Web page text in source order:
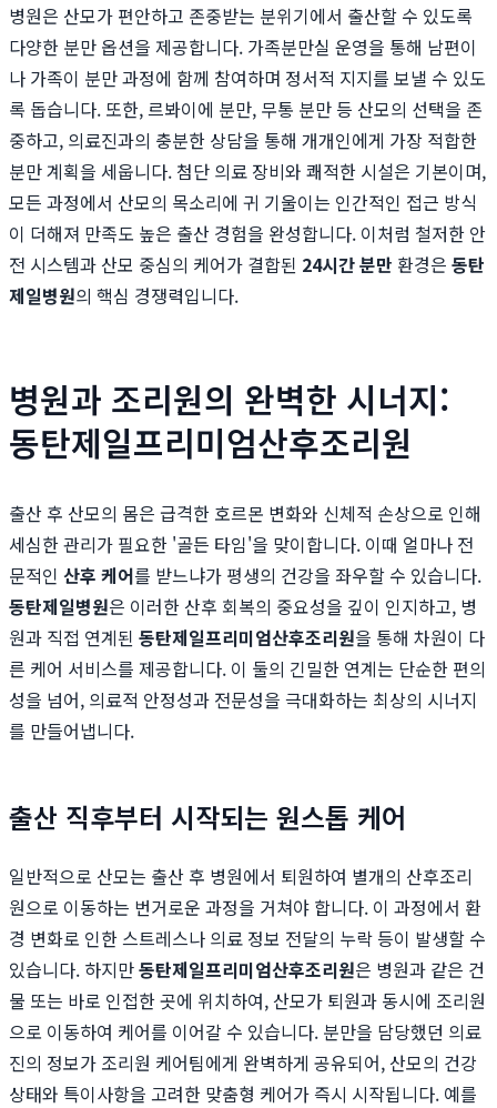
병원은 산모가 편안하고 존중받는 분위기에서 출산할 수 있도록
다양한 분만 옵션을 제공합니다. 가족분만실 운영을 통해 남편이
나 가족이 분만 과정에 함께 참여하며 정서적 지지를 보낼 수 있도
록 돕습니다. 또한, 르봐이에 분만, 무통 분만 등 산모의 선택을 존
중하고, 의료진과의 충분한 상담을 통해 개개인에게 가장 적합한
분만 계획을 세웁니다. 첨단 의료 장비와 쾌적한 시설은 기본이며,
모든 과정에서 산모의 목소리에 귀 기울이는 인간적인 접근 방식
이 더해져 만족도 높은 출산 경험을 완성합니다. 이처럼 철저한 안
전 시스템과 산모 중심의 케어가 결합된 24시간 분만 환경은 동탄
제일병원의 핵심 경쟁력입니다.
병원과 조리원의 완벽한 시너지:
동탄제일프리미엄산후조리원
출산 후 산모의 몸은 급격한 호르몬 변화와 신체적 손상으로 인해
세심한 관리가 필요한 '골든 타임'을 맞이합니다. 이때 얼마나 전
문적인 산후 케어를 받느냐가 평생의 건강을 좌우할 수 있습니다.
동탄제일병원은 이러한 산후 회복의 중요성을 깊이 인지하고, 병
원과 직접 연계된 동탄제일프리미엄산후조리원을 통해 차원이 다
른 케어 서비스를 제공합니다. 이 둘의 긴밀한 연계는 단순한 편의
성을 넘어, 의료적 안정성과 전문성을 극대화하는 최상의 시너지
를 만들어냅니다.
출산 직후부터 시작되는 원스톱 케어
일반적으로 산모는 출산 후 병원에서 퇴원하여 별개의 산후조리
원으로 이동하는 번거로운 과정을 거쳐야 합니다. 이 과정에서 환
경 변화로 인한 스트레스나 의료 정보 전달의 누락 등이 발생할 수
있습니다. 하지만동탄제일프리미엄산후조리원은 병원과 같은 건
물 또는 바로 인접한 곳에 위치하여, 산모가 퇴원과 동시에 조리원
으로 이동하여 케어를 이어갈 수 있습니다. 분만을 담당했던 의료
진의 정보가 조리원 케어팀에게 완벽하게 공유되어, 산모의 건강
상태와 특이사항을 고려한 맞춤형 케어가 즉시 시작됩니다. 예를